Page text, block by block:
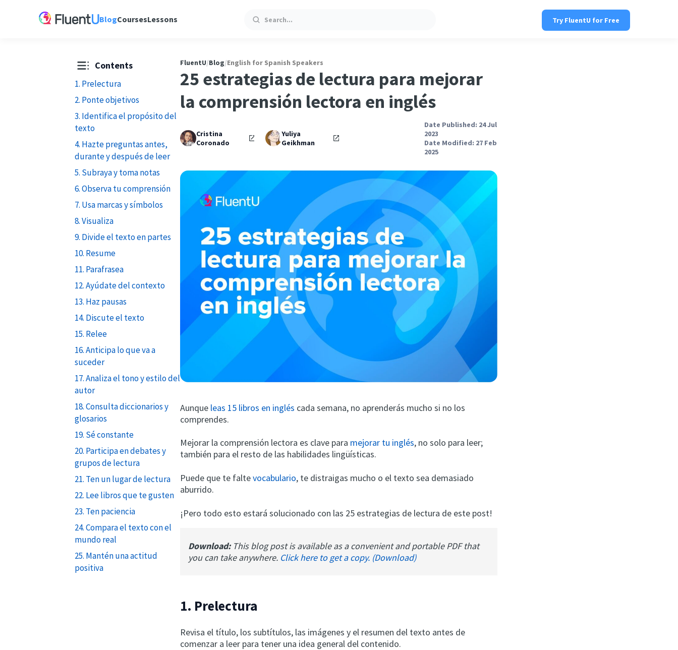
BlogCoursesLessons Search Try FluentU for Free
Contents
1. Prelectura
2. Ponte objetivos
3. Identifica el propósito del
texto
4. Hazte preguntas antes,
durante y después de leer
5. Subraya y toma notas
6. Observa tu comprensión
7. Usa marcas y símbolos
8. Visualiza
9. Divide el texto en partes
10. Resume
11. Parafrasea
12. Ayúdate del contexto
13. Haz pausas
14. Discute el texto
15. Relee
16. Anticipa lo que va a
suceder
17. Analiza el tono y estilo del
autor
18. Consulta diccionarios y
glosarios
19. Sé constante
20. Participa en debates y
grupos de lectura
21. Ten un lugar de lectura
22. Lee libros que te gusten
23. Ten paciencia
24. Compara el texto con el
mundo real
25. Mantén una actitud
positiva
FluentU/Blog/English for Spanish Speakers
25 estrategias de lectura para mejorar
la comprensión lectora en inglés
Cristina
Coronado
Yuliya
Geikhman
Date Published: 24 Jul
2023
Date Modified: 27 Feb
2025
Aunque leas 15 libros en inglés cada semana, no aprenderás mucho si no los
comprendes.
Mejorar la comprensión lectora es clave para mejorar tu inglés, no solo para leer;
también para el resto de las habilidades lingüísticas.
Puede que te faltevocabulario, te distraigas mucho o el texto sea demasiado
aburrido.
¡Pero todo esto estará solucionado con las 25 estrategias de lectura de este post!
Download: This blog post is available as a convenient and portable PDF that
you can take anywhere. Click here to get a copy. (Download)
1. Prelectura
Revisa el título, los subtítulos, las imágenes y el resumen del texto antes de
comenzar a leer para tener una idea general del contenido.